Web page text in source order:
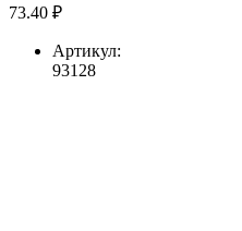
73.40 ₽
Артикул:
93128